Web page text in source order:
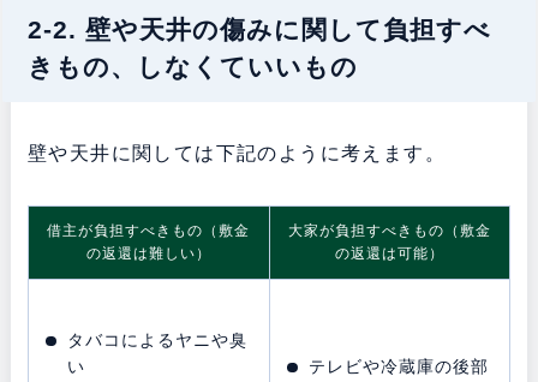
2-2. 壁や天井の傷みに関して負担すべ
きもの、しなくていいもの
壁や天井に関しては下記のように考えます。
借主が負担すべきもの（敷金
の返還は難しい）
大家が負担すべきもの（敷金
の返還は可能）
タバコによるヤニや臭
い
テレビや冷蔵庫の後部